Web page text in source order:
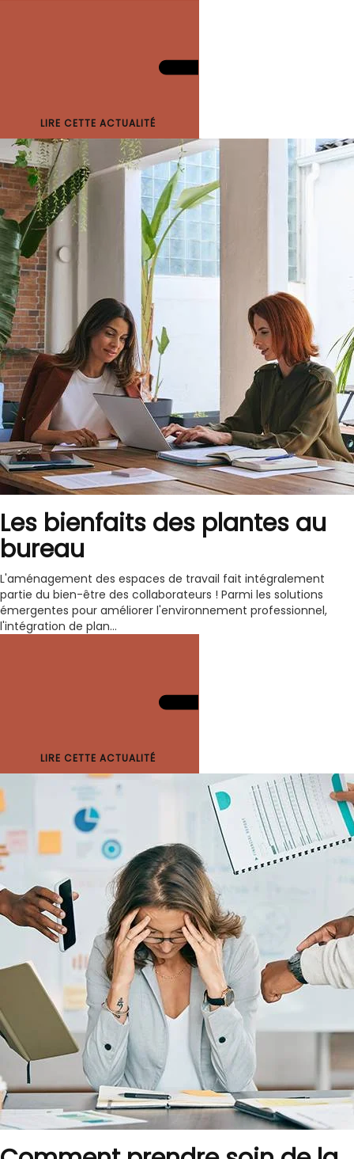
LIRE CETTE ACTUALITÉ
Les bienfaits des plantes au
bureau
L'aménagement des espaces de travail fait intégralement
partie du bien-être des collaborateurs ! Parmi les solutions
émergentes pour améliorer l'environnement professionnel,
l'intégration de plan...
LIRE CETTE ACTUALITÉ